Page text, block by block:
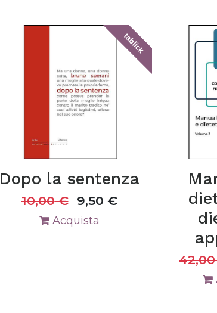
tablick
Dopo la sentenza
10,00€ 9,50 €
Acquista
42,00